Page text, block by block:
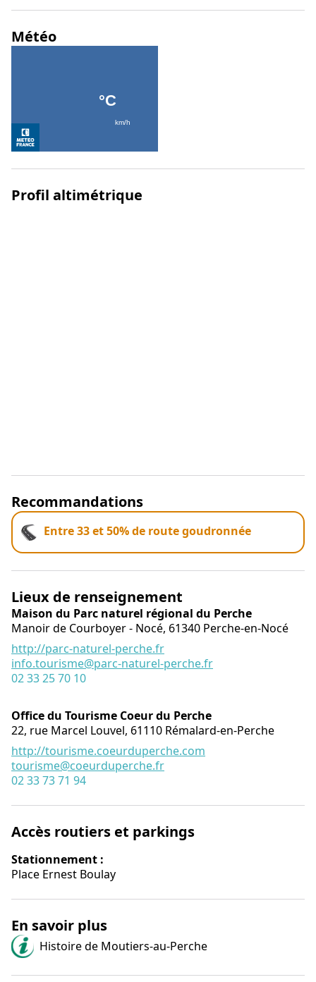
Météo
Profil altimétrique
Recommandations
Entre 33 et 50% de route goudronnée
Lieux de renseignement
Maison du Parc naturel régional du Perche
Manoir de Courboyer - Nocé, 61340 Perche-en-Nocé
http://parc-naturel-perche.fr
info.tourisme@parc-naturel-perche.fr
02 33 25 70 10
Office du Tourisme Coeur du Perche
22, rue Marcel Louvel, 61110 Rémalard-en-Perche
http://tourisme.coeurduperche.com
tourisme@coeurduperche.fr
02 33 73 71 94
Accès routiers et parkings
Stationnement :
Place Ernest Boulay
En savoir plus
Histoire de Moutiers-au-Perche